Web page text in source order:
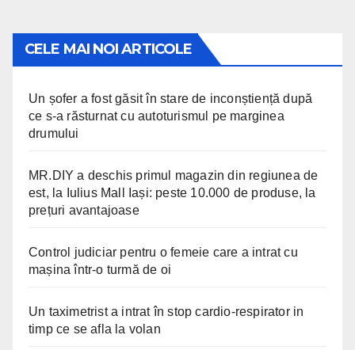
CELE MAI NOI ARTICOLE
Un șofer a fost găsit în stare de inconștiență după
ce s-a răsturnat cu autoturismul pe marginea
drumului
MR.DIY a deschis primul magazin din regiunea de
est, la Iulius Mall Iași: peste 10.000 de produse, la
prețuri avantajoase
Control judiciar pentru o femeie care a intrat cu
mașina într-o turmă de oi
Un taximetrist a intrat în stop cardio-respirator in
timp ce se afla la volan